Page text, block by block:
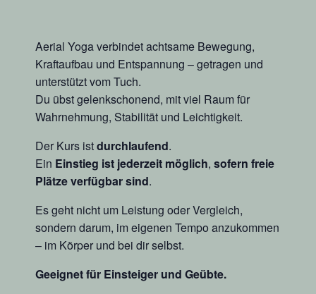
Aerial Yoga verbindet achtsame Bewegung,
Kraftaufbau und Entspannung – getragen und
unterstützt vom Tuch.
Du übst gelenkschonend, mit viel Raum für
Wahrnehmung, Stabilität und Leichtigkeit.
Der Kurs istdurchlaufend.
Ein Einstieg ist jederzeit möglich, sofern freie
Plätze verfügbar sind.
Es geht nicht um Leistung oder Vergleich,
sondern darum, im eigenen Tempo anzukommen
– im Körper und bei dir selbst.
Geeignet für Einsteiger und Geübte.